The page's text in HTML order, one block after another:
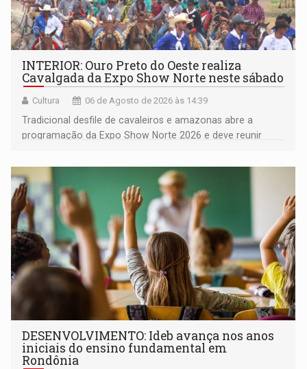
INTERIOR: Ouro Preto do Oeste realiza
Cavalgada da Expo Show Norte neste sábado
Cultura 06 de Agosto de 2026 às 14:39
Tradicional desfile de cavaleiros e amazonas abre a
programação da Expo Show Norte 2026 e deve reunir
DESENVOLVIMENTO: Ideb avança nos anos
iniciais do ensino fundamental em
Rondônia